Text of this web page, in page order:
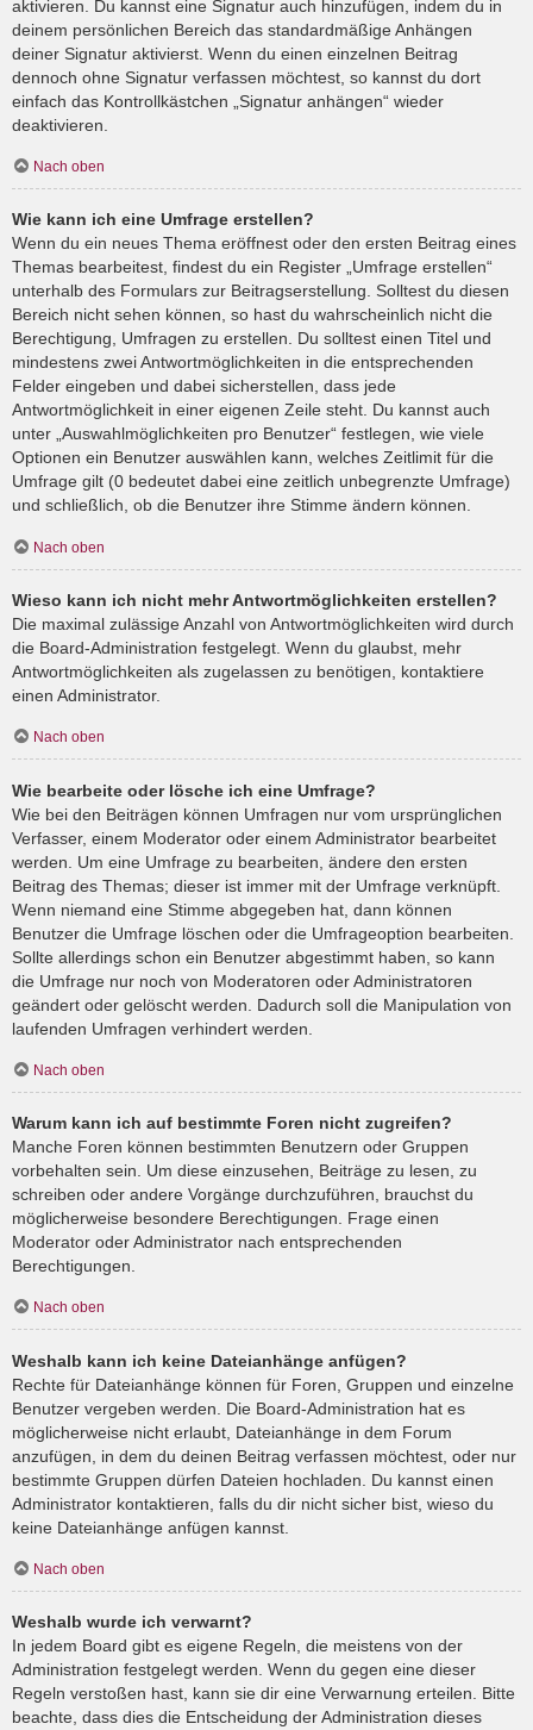
aktivieren. Du kannst eine Signatur auch hinzufügen, indem du in
deinem persönlichen Bereich das standardmäßige Anhängen
deiner Signatur aktivierst. Wenn du einen einzelnen Beitrag
dennoch ohne Signatur verfassen möchtest, so kannst du dort
einfach das Kontrollkästchen „Signatur anhängen“ wieder
deaktivieren.
Nach oben
Wie kann ich eine Umfrage erstellen?
Wenn du ein neues Thema eröffnest oder den ersten Beitrag eines
Themas bearbeitest, findest du ein Register „Umfrage erstellen“
unterhalb des Formulars zur Beitragserstellung. Solltest du diesen
Bereich nicht sehen können, so hast du wahrscheinlich nicht die
Berechtigung, Umfragen zu erstellen. Du solltest einen Titel und
mindestens zwei Antwortmöglichkeiten in die entsprechenden
Felder eingeben und dabei sicherstellen, dass jede
Antwortmöglichkeit in einer eigenen Zeile steht. Du kannst auch
unter „Auswahlmöglichkeiten pro Benutzer“ festlegen, wie viele
Optionen ein Benutzer auswählen kann, welches Zeitlimit für die
Umfrage gilt (0 bedeutet dabei eine zeitlich unbegrenzte Umfrage)
und schließlich, ob die Benutzer ihre Stimme ändern können.
Nach oben
Wieso kann ich nicht mehr Antwortmöglichkeiten erstellen?
Die maximal zulässige Anzahl von Antwortmöglichkeiten wird durch
die Board-Administration festgelegt. Wenn du glaubst, mehr
Antwortmöglichkeiten als zugelassen zu benötigen, kontaktiere
einen Administrator.
Nach oben
Wie bearbeite oder lösche ich eine Umfrage?
Wie bei den Beiträgen können Umfragen nur vom ursprünglichen
Verfasser, einem Moderator oder einem Administrator bearbeitet
werden. Um eine Umfrage zu bearbeiten, ändere den ersten
Beitrag des Themas; dieser ist immer mit der Umfrage verknüpft.
Wenn niemand eine Stimme abgegeben hat, dann können
Benutzer die Umfrage löschen oder die Umfrageoption bearbeiten.
Sollte allerdings schon ein Benutzer abgestimmt haben, so kann
die Umfrage nur noch von Moderatoren oder Administratoren
geändert oder gelöscht werden. Dadurch soll die Manipulation von
laufenden Umfragen verhindert werden.
Nach oben
Warum kann ich auf bestimmte Foren nicht zugreifen?
Manche Foren können bestimmten Benutzern oder Gruppen
vorbehalten sein. Um diese einzusehen, Beiträge zu lesen, zu
schreiben oder andere Vorgänge durchzuführen, brauchst du
möglicherweise besondere Berechtigungen. Frage einen
Moderator oder Administrator nach entsprechenden
Berechtigungen.
Nach oben
Weshalb kann ich keine Dateianhänge anfügen?
Rechte für Dateianhänge können für Foren, Gruppen und einzelne
Benutzer vergeben werden. Die Board-Administration hat es
möglicherweise nicht erlaubt, Dateianhänge in dem Forum
anzufügen, in dem du deinen Beitrag verfassen möchtest, oder nur
bestimmte Gruppen dürfen Dateien hochladen. Du kannst einen
Administrator kontaktieren, falls du dir nicht sicher bist, wieso du
keine Dateianhänge anfügen kannst.
Nach oben
Weshalb wurde ich verwarnt?
In jedem Board gibt es eigene Regeln, die meistens von der
Administration festgelegt werden. Wenn du gegen eine dieser
Regeln verstoßen hast, kann sie dir eine Verwarnung erteilen. Bitte
beachte, dass dies die Entscheidung der Administration dieses